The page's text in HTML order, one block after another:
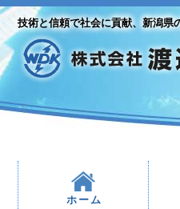
技術と信頼で社会に貢献、新潟県
ホーム